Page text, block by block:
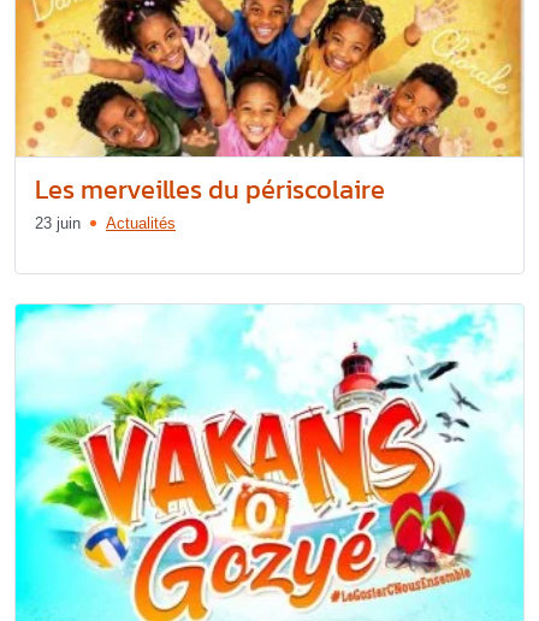
Les merveilles du périscolaire
23 juin Actualités